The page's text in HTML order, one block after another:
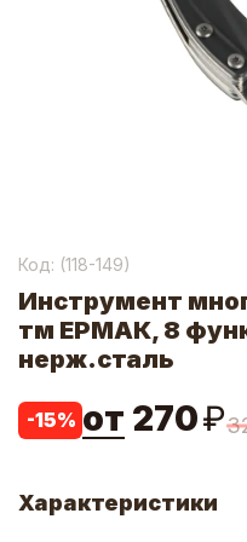
Код: (118-149)
Инструмент
тм ЕРМАК, 8
нерж.сталь
-15% от 270₽
Характеристики